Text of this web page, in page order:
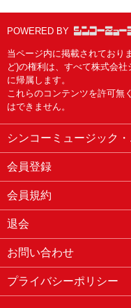
POWERED BY
当ページ内に掲載されており
ど)の権利は、すべて株式会
に帰属します。
これらのコンテンツを許可無
はできません。
シンコーミュージック
会員登録
会員規約
退会
お問い合わせ
プライバシーポリシー